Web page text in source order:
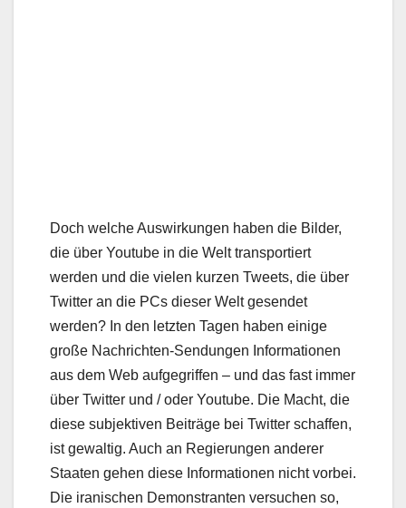
Doch welche Auswirkungen haben die Bilder,
die über Youtube in die Welt transportiert
werden und die vielen kurzen Tweets, die über
Twitter an die PCs dieser Welt gesendet
werden? In den letzten Tagen haben einige
große Nachrichten-Sendungen Informationen
aus dem Web aufgegriffen – und das fast immer
über Twitter und / oder Youtube. Die Macht, die
diese subjektiven Beiträge bei Twitter schaffen,
ist gewaltig. Auch an Regierungen anderer
Staaten gehen diese Informationen nicht vorbei.
Die iranischen Demonstranten versuchen so,